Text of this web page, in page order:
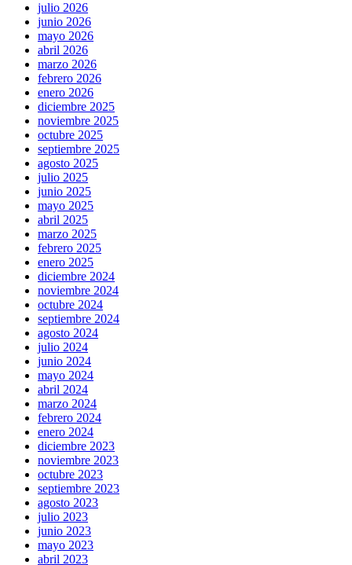
julio 2026
junio 2026
mayo 2026
abril 2026
marzo 2026
febrero 2026
enero 2026
diciembre 2025
noviembre 2025
octubre 2025
septiembre 2025
agosto 2025
julio 2025
junio 2025
mayo 2025
abril 2025
marzo 2025
febrero 2025
enero 2025
diciembre 2024
noviembre 2024
octubre 2024
septiembre 2024
agosto 2024
julio 2024
junio 2024
mayo 2024
abril 2024
marzo 2024
febrero 2024
enero 2024
diciembre 2023
noviembre 2023
octubre 2023
septiembre 2023
agosto 2023
julio 2023
junio 2023
mayo 2023
abril 2023